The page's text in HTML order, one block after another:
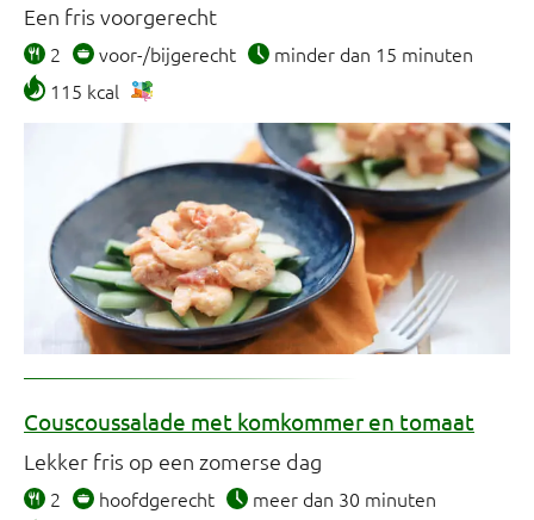
Een fris voorgerecht
2 voor-/bijgerecht
minder dan 15 minuten
115 kcal
Couscoussalade met komkommer en tomaat
Lekker fris op een zomerse dag
2 hoofdgerecht
meer dan 30 minuten